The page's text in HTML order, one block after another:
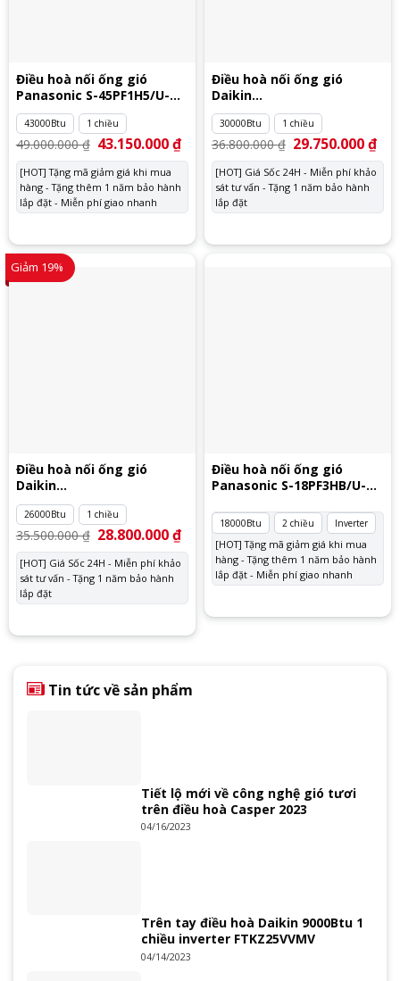
Điều hoà nối ống gió
Panasonic S-45PF1H5/U-
45PV1H8
43000Btu 1 chiều
49.000.000₫ Giá
gốc
là:
49.000.000 ₫.
43.150.000₫Giá
tại
43.150.000 ₫.
[HOT] Tặng mã giảm giá khi mua
hàng - Tặng thêm 1 năm bảo hành
lắp đặt - Miễn phí giao nhanh
Điều hoà nối ống gió
Daikin
FDMNQ30MV1/RNQ30MV1
30000Btu 1 chiều
36.800.000₫ Giá
gốc
là:
36.800.000 ₫.
29.750.000₫Giá
tại
[HOT] Giá Sốc 24H - Miễn phí khảo
sát tư vấn - Tặng 1 năm bảo hành
lắp đặt
Giảm 19%
Điều hoà nối ống gió
Daikin
FDMNQ26MV1/RNQ26MY1
26000Btu 1 chiều
35.500.000₫ Giá
gốc
là:
35.500.000 ₫.
28.800.000₫Giá
tại
28.800.000 ₫.
[HOT] Giá Sốc 24H - Miễn phí khảo
sát tư vấn - Tặng 1 năm bảo hành
lắp đặt
Điều hoà nối ống gió
Panasonic S-18PF3HB/U-
18000Btu 2 chiều Inverter
[HOT] Tặng mã giảm giá khi mua
hàng - Tặng thêm 1 năm bảo hành
lắp đặt - Miễn phí giao nhanh
Tin tức về sản phẩm
Tiết lộ mới về công nghệ gió tươi
trên điều hoà Casper 2023
04/16/2023
Trên tay điều hoà Daikin 9000Btu 1
chiều inverter FTKZ25VVMV
04/14/2023